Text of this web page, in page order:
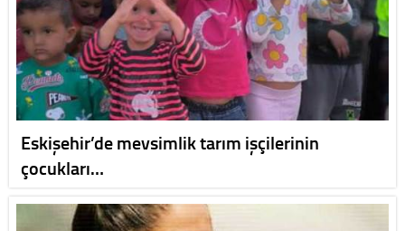
Eskişehir’de mevsimlik tarım işçilerinin
çocukları…